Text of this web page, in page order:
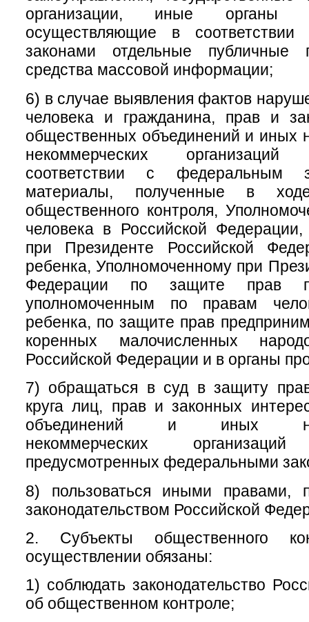
организации, иные органы
осуществляющие в
законами отдельные
средства массовой информации;
6) в случае выявления фактов
человека и гражданина, прав и
общественных объединений и иных
некоммерческих
соответствии с федеральным
материалы, полученные в
общественного контроля,
человека в Российской
при Президенте Российской
ребенка, Уполномоченному при
Федерации по защите прав
уполномоченным по правам
ребенка, по защите прав
коренных малочисленных
Российской Федерации и в органы
7) обращаться в суд в защиту
круга лиц, прав и законных
объединений и иных
некоммерческих
предусмотренных федеральными
8) пользоваться иными правами,
законодательством Российской
2. Субъекты общественного
осуществлении обязаны:
1) соблюдать законодательство
об общественном контроле;